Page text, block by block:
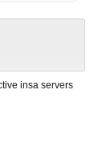
insa servers